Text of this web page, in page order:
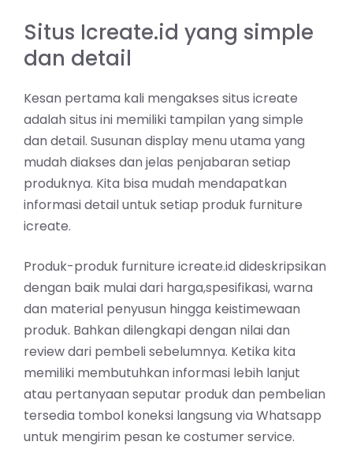
Situs Icreate.id yang simple
dan detail
Kesan pertama kali mengakses situs icreate
adalah situs ini memiliki tampilan yang simple
dan detail. Susunan display menu utama yang
mudah diakses dan jelas penjabaran setiap
produknya. Kita bisa mudah mendapatkan
informasi detail untuk setiap produk furniture
icreate.
Produk-produk furniture icreate.id dideskripsikan
dengan baik mulai dari harga,spesifikasi, warna
dan material penyusun hingga keistimewaan
produk. Bahkan dilengkapi dengan nilai dan
review dari pembeli sebelumnya. Ketika kita
memiliki membutuhkan informasi lebih lanjut
atau pertanyaan seputar produk dan pembelian
tersedia tombol koneksi langsung via Whatsapp
untuk mengirim pesan ke costumer service.